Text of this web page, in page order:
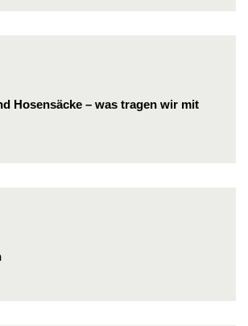
Hosensäcke – was tragen wir mit